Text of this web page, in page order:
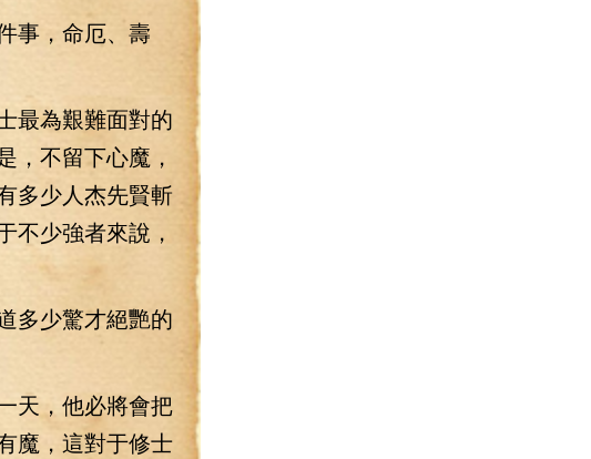
事，命厄、壽
最為艱難面對的
，不留下心魔，
多少人杰先賢斬
不少強者來說，
少驚才絕艷的
天，他必將會把
魔，這對于修士